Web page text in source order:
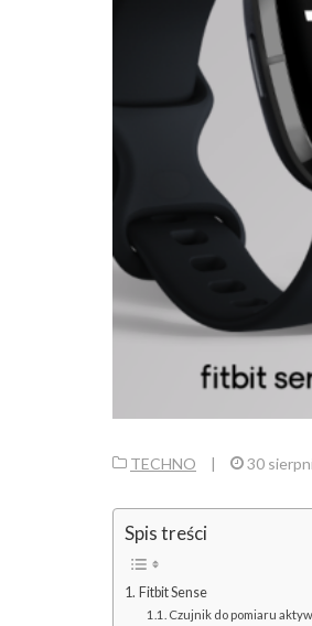
TECHNO | 30
Spis treści
Fitbit Sense
Czujnik do pomiaru